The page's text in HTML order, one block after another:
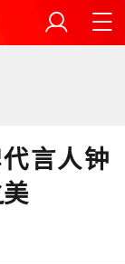
言人钟